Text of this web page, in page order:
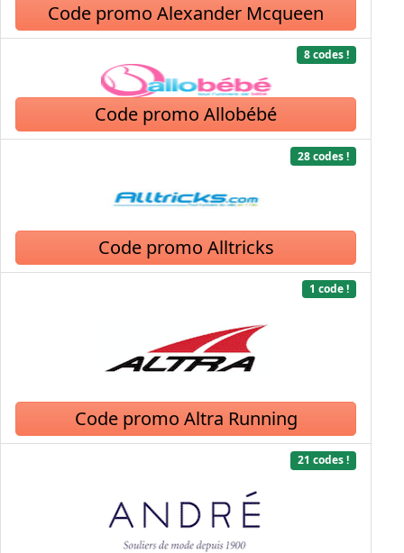
Code promo Alexander Mcqueen
8 codes !
Code promo Allobébé
28 codes !
Code promo Alltricks
1 code !
Code promo Altra Running
21 codes !